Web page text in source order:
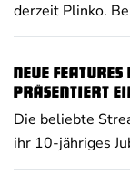
derzeit Plinko.
Neue
präsentiert
Die beliebte
ihr 10-jähriges